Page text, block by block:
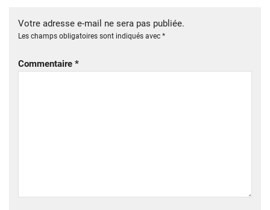
Votre adresse e-mail ne sera pas publiée.
Les champs obligatoires sont indiqués avec *
Commentaire *